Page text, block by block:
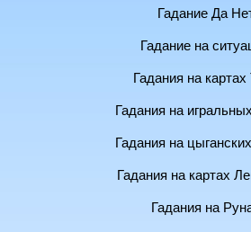
Гадание Да
Гадание на
Гадания на картах
Гадания на
Гадания на
Гадания на картах
Гадания на